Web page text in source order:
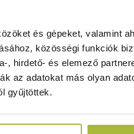
és gépeket, valamint
közösségi funkciók
, hirdető- és elemező
az adatokat más olyan
gyűjtöttek.
Raktáron
(109.315Ft+